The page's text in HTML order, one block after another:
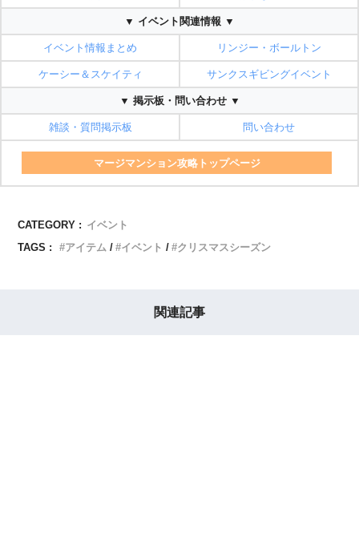
▼ イベント関連情報 ▼
イベント情報まとめ リンジー・ボールトン
ケーシー＆スケイティ サンクスギビングイベント
▼ 掲示板・問い合わせ ▼
雑談・質問掲示板 問い合わせ
マージマンション攻略トップページ
CATEGORY : イベント
TAGS :
アイテム イベント クリスマスシーズン
関連記事